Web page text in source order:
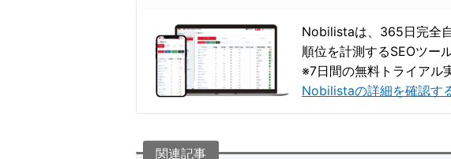
Nobilistaは、365日完全
順位を計測するSEOツール
※7日間の無料トライアル
Nobilistaの詳細を確認す